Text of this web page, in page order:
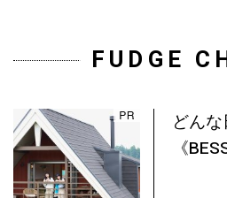
FUDGE
どん
《